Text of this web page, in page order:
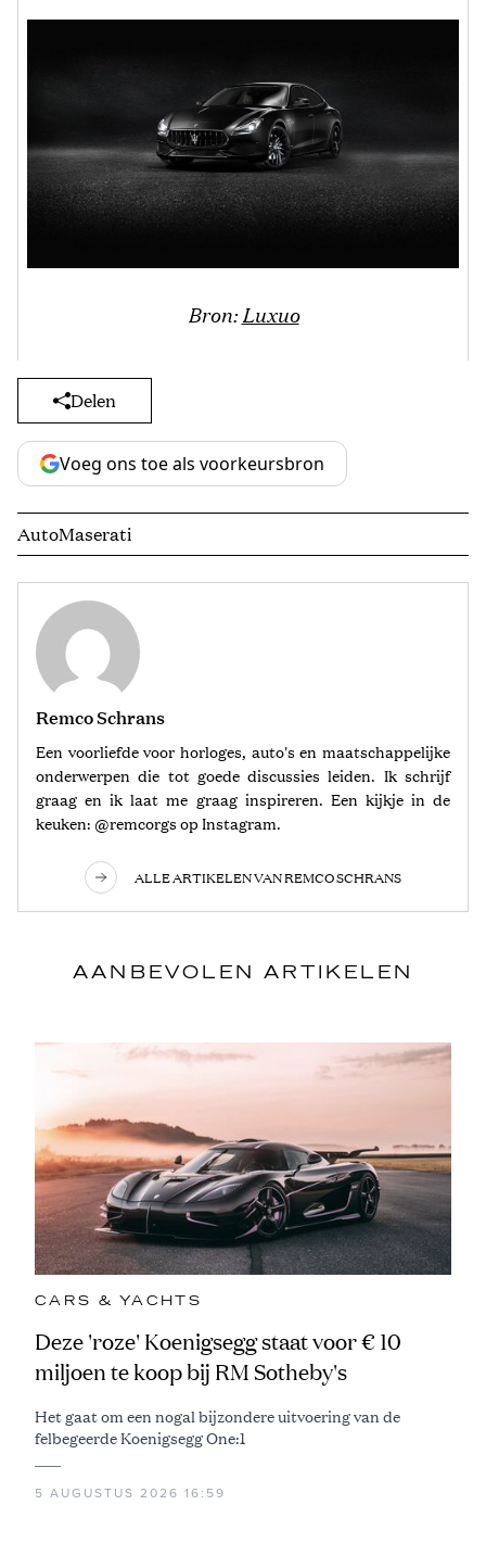
Bron:Luxuo
Delen
Voeg ons toe als voorkeursbron
AutoMaserati
Remco Schrans
Een voorliefde voor horloges, auto's en maatschappelijke
onderwerpen die tot goede discussies leiden. Ik schrijf
graag en ik laat me graag inspireren. Een kijkje in de
keuken: @remcorgs op Instagram.
ALLE ARTIKELEN VAN REMCO SCHRANS
AANBEVOLEN ARTIKELEN
CARS & YACHTS
Deze 'roze' Koenigsegg staat voor € 10
miljoen te koop bij RM Sotheby's
Het gaat om een nogal bijzondere uitvoering van de
felbegeerde Koenigsegg One:1
5 AUGUSTUS 2026 16:59